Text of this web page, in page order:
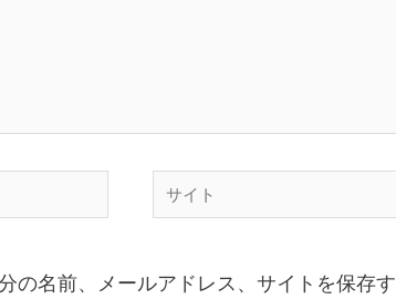
の名前、メールアドレス、サイトを保存す